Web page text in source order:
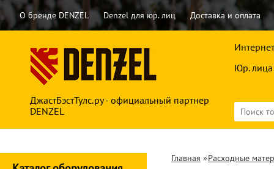
О бренде DENZEL Denzel для юр. лиц Доставка и оплата
ДжастБэстТулс.ру - официальный партнер
DENZEL
Юр. лица
Главная »Расходные